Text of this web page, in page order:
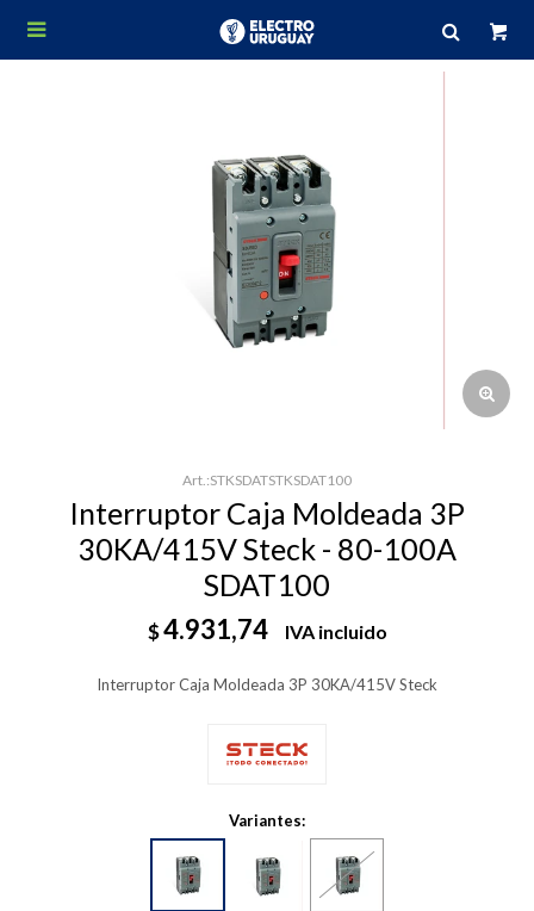

STKSDATSTKSDAT100
Interruptor Caja Moldeada 3P
30KA/415V Steck - 80-100A
SDAT100
$4.931,74 IVA incluido
Interruptor Caja Moldeada 3P 30KA/415V Steck
Variantes: